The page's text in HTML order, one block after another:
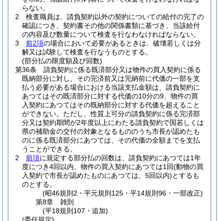
らない。
2
検査職員は、請負契約以外の契約についての給付の完了の
確認につき、契約書その他の関係書類に基づき、当該給付
の内容及び数量について検査を行なわなければならない。
3
前2項の場合において必要があるときは、破壊若しくは分
解又は試験して検査を行なうものとする。
(部分払の限度額及び回数)
第36条
請負契約に係る既済部分又は物件の買入契約に係る
既納部分に対し、その完済前又は完納前に代価の一部を支
払う必要がある場合における当該支払金額は、請負契約に
あつてはその既済部分に対する代価の10分の9、物件の買
入契約にあつてはその既納部分に対する代価を超えること
ができない。 ただし、性質上可分の請負契約に係る完済部
分又は契約期間が2年度以上にわたる請負契約で国若しくは
県の補助金の交付の対象となるもののうち市長が認めたも
のに係る既済部分にあつては、その代価の全額までを支払
うことができる。
2
前項に規定する部分払の回数は、請負契約にあつては1年
度につき4回以内、物件の買入契約にあつては1回(動物の買
入契約で市長が認めたものにあつては、5回以内)とするも
のとする。
(昭46規則2・平元規則125・平14規則96・一部改正)
第8章
雑則
(平18規則107・追加)